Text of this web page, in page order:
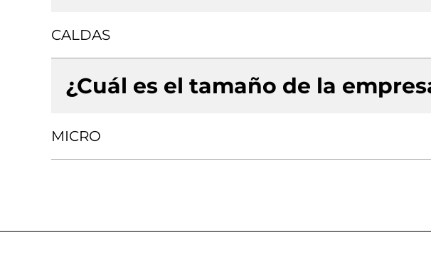
CALDAS
¿Cuál es el tamaño de la
MICRO